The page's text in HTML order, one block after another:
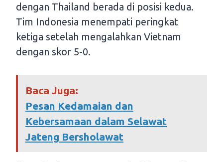
dengan Thailand berada di posisi kedua.
Tim Indonesia menempati peringkat
ketiga setelah mengalahkan Vietnam
dengan skor 5-0.
Baca Juga:
Pesan Kedamaian dan
Kebersamaan dalam Selawat
Jateng Bersholawat